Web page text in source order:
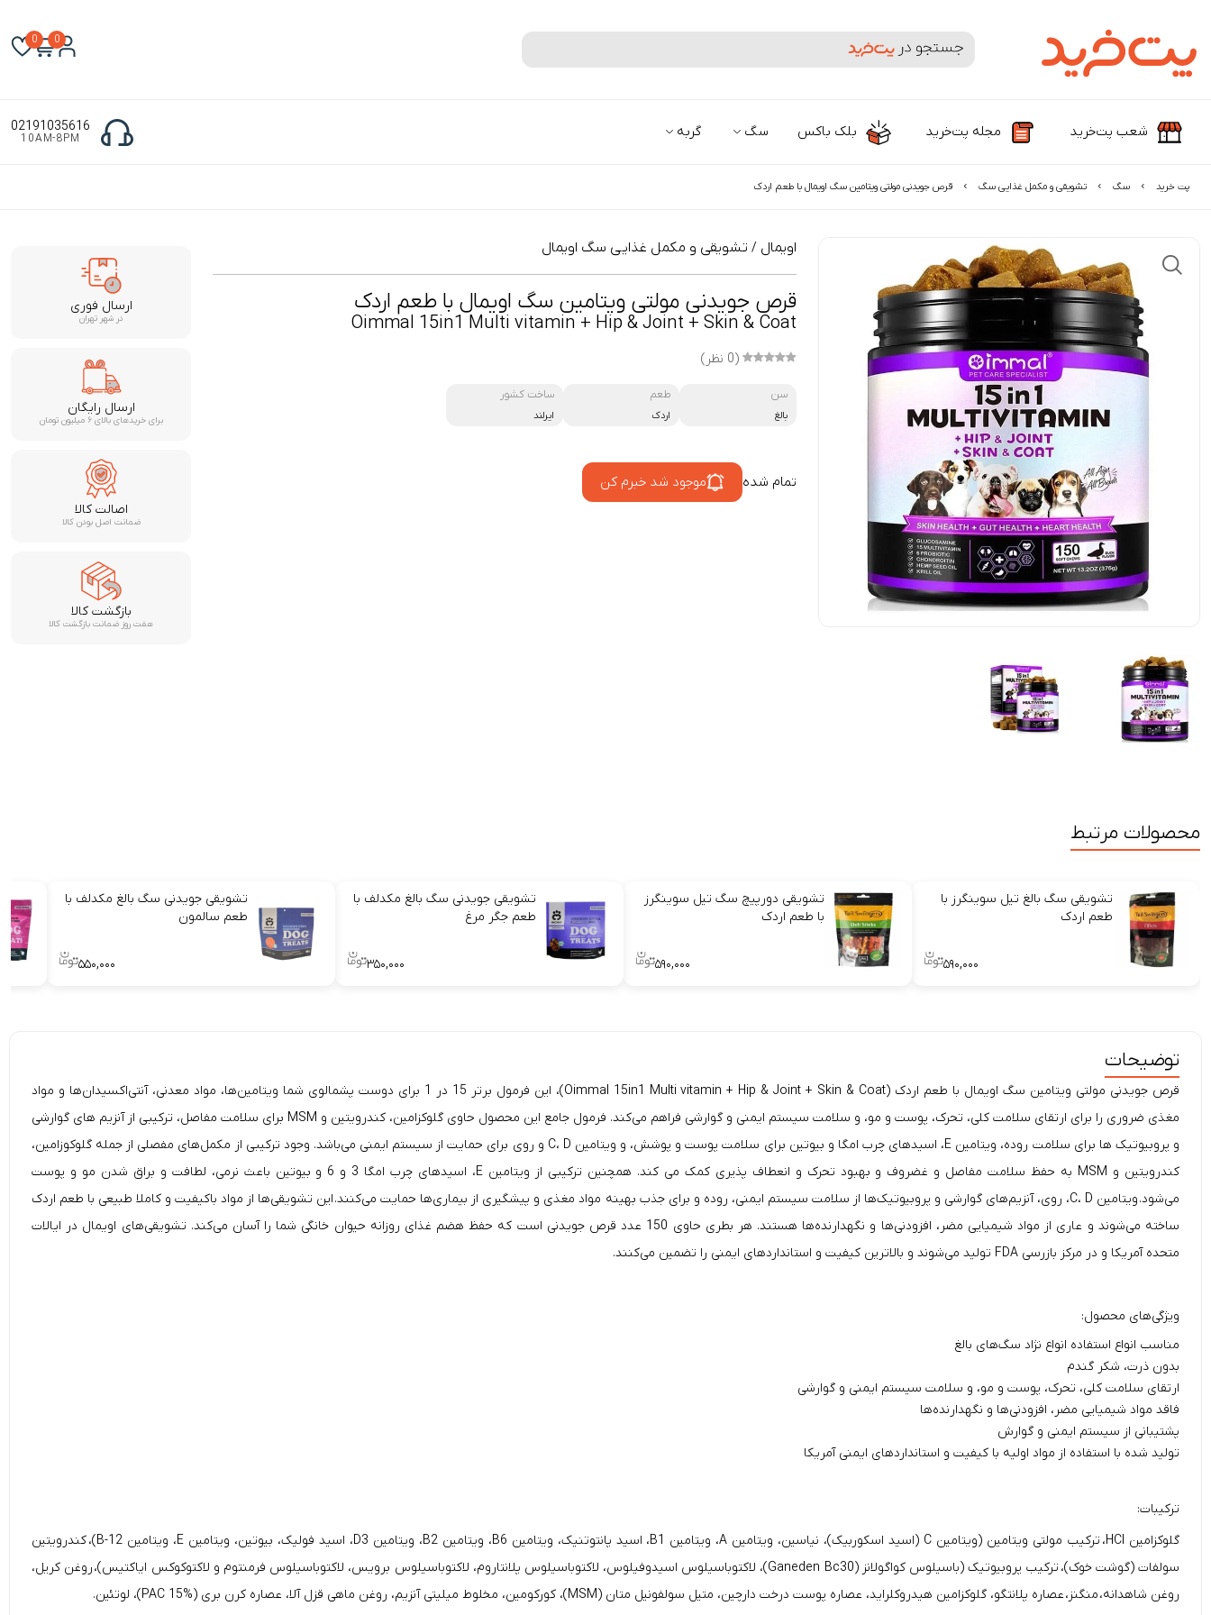
جستجوی محصولات و برندها
0
0
شعب پت‌خرید مجله پت‌خرید بلک باکس سگ گربه 02191035616
10AM-8PM
پت خرید سگ تشویقی و مکمل غذایی سگ قرص جویدنی مولتی ویتامین سگ اویمال با طعم اردک
اویمال / تشویقی و مکمل غذایی سگ اویمال
قرص جویدنی مولتی ویتامین سگ اویمال با طعم اردک
Oimmal 15in1 Multi vitamin + Hip & Joint + Skin & Coat
(0 نظر)
سن
بالغ
طعم
اردک
ساخت کشور
ایرلند
تمام شده موجود شد خبرم کن
ارسال فوری
در شهر تهران
ارسال رایگان
برای خریدهای بالای ۶ میلیون تومان
اصالت کالا
ضمانت اصل بودن کالا
بازگشت کالا
هفت روز ضمانت بازگشت کالا
محصولات مرتبط
تشویقی سگ بالغ تیل سوینگرز با
طعم اردک
۵۹۰,۰۰۰
تشویقی دورپیچ سگ تیل سوینگرز
با طعم اردک
۵۹۰,۰۰۰
تشویقی جویدنی سگ بالغ مکدلف با
طعم جگر مرغ
۳۵۰,۰۰۰
تشویقی جویدنی سگ بالغ مکدلف با
طعم سالمون
۵۵۰,۰۰۰
توضیحات
قرص جویدنی مولتی ویتامین سگ اویمال با طعم اردک (Oimmal 15in1 Multi vitamin + Hip & Joint + Skin & Coat)، این فرمول برتر 15 در 1 برای دوست پشمالوی شما ویتامین‌ها، مواد معدنی، آنتی‌اکسیدان‌ها و مواد
مغذی ضروری را برای ارتقای سلامت کلی، تحرک، پوست و مو، و سلامت سیستم ایمنی و گوارشی فراهم می‌کند. فرمول جامع این محصول حاوی گلوکزامین، کندرویتین و MSM برای سلامت مفاصل، ترکیبی از آنزیم های گوارشی
و پروبیوتیک ها برای سلامت روده، ویتامین E، اسیدهای چرب امگا و بیوتین برای سلامت پوست و پوشش، و ویتامین C، D و روی برای حمایت از سیستم ایمنی می‌باشد. وجود ترکیبی از مکمل‌های مفصلی از جمله گلوکوزامین،
کندرویتین و MSM به حفظ سلامت مفاصل و غضروف و بهبود تحرک و انعطاف پذیری کمک می کند. همچنین ترکیبی از ویتامین E، اسیدهای چرب امگا 3 و 6 و بیوتین باعث نرمی، لطافت و براق شدن مو و پوست
می‌شود. ویتامین C، D، روی، آنزیم‌های گوارشی و پروبیوتیک‌ها از سلامت سیستم ایمنی، روده و برای جذب بهینه مواد مغذی و پیشگیری از بیماری‌ها حمایت می‌کنند. این تشویقی‌ها از مواد باکیفیت و کاملا طبیعی با طعم اردک
ساخته می‌شوند و عاری از مواد شیمیایی مضر، افزودنی‌ها و نگهدارنده‌ها هستند. هر بطری حاوی 150 عدد قرص جویدنی است که حفظ هضم غذای روزانه حیوان خانگی شما را آسان می‌کند. تشویقی‌های اویمال در ایالات
متحده آمریکا و در مرکز بازرسی FDA تولید می‌شوند و بالاترین کیفیت و استانداردهای ایمنی را تضمین می‌کنند.
ویژگی‌های محصول:
مناسب انواع استفاده انواع نژاد سگ‌های بالغ
بدون ذرت، شکر گندم
ارتقای سلامت کلی، تحرک، پوست و مو، و سلامت سیستم ایمنی و گوارشی
فاقد مواد شیمیایی مضر، افزودنی‌ها و نگهدارنده‌ها
پشتیبانی از سیستم ایمنی و گوارش
تولید شده با استفاده از مواد اولیه با کیفیت و استاندارد‌های ایمنی آمریکا
ترکیبات:
گلوکزامین HCI، ترکیب مولتی ویتامین (ویتامین C (اسید اسکوربیک)، نیاسین، ویتامین A، ویتامین B1، اسید پانتوتنیک، ویتامین B6، ویتامین B2، ویتامین D3، اسید فولیک، بیوتین، ویتامین E، ویتامین B-12)، کندرویتین
سولفات (گوشت خوک)، ترکیب پروبیوتیک (باسیلوس کواگولانز (Ganeden Bc30)، لاکتوباسیلوس اسیدوفیلوس، لاکتوباسیلوس پلانتاروم، لاکتوباسیلوس برویس، لاکتوباسیلوس فرمنتوم و لاکتوکوکس ایاکتیس)، روغن کریل،
روغن شاهدانه، منگنز، عصاره پلانتگو، گلوکزامین هیدروکلراید، عصاره پوست درخت دارچین، متیل سولفونیل متان (MSM)، کورکومین، مخلوط میلیتی آنزیم، روغن ماهی قزل آلا، عصاره کرن بری (PAC 15%)، لوتئین.